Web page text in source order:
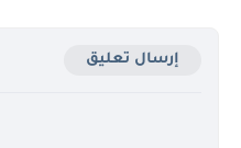
إرسال تعليق